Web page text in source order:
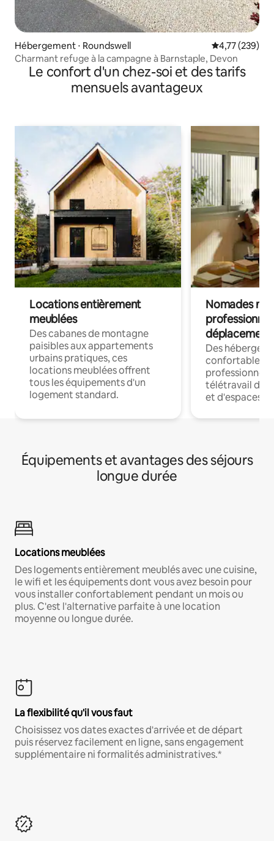
Hébergement ⋅ Roundswell Évaluation
4,77 (239)
Charmant refuge à la campagne à Barnstaple, Devon
Le confort d'un chez-soi et des tarifs
mensuels avantageux
Locations entièrement
meublées
Des cabanes de montagne
paisibles aux appartements
urbains pratiques, ces
locations meublées offrent
tous les équipements d'un
logement standard.
Nomades
déplacement
Des
confortables
professionnels
télétravail
et d'espaces
Équipements et avantages des séjours
longue durée
Locations meublées
Des logements entièrement meublés avec une cuisine,
le wifi et les équipements dont vous avez besoin pour
vous installer confortablement pendant un mois ou
plus. C'est l'alternative parfaite à une location
moyenne ou longue durée.
La flexibilité qu'il vous faut
Choisissez vos dates exactes d'arrivée et de départ
puis réservez facilement en ligne, sans engagement
supplémentaire ni formalités administratives.*